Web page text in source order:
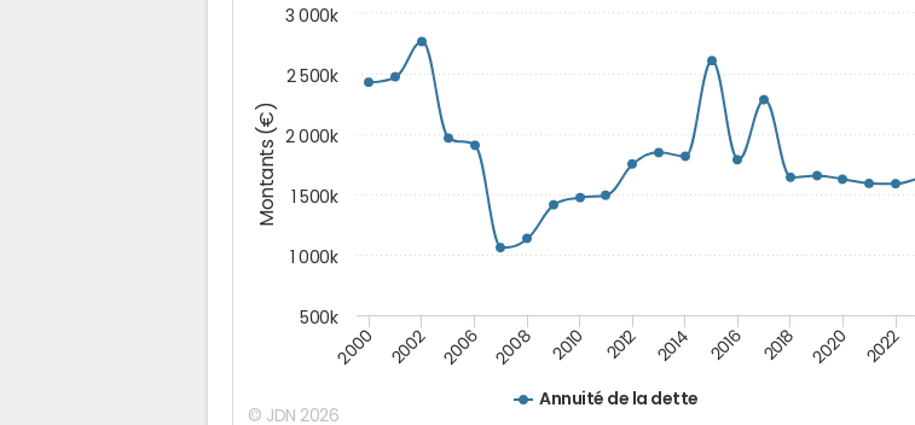
Montants (€)
Annuité de la dette
2000 2002 2006 2008 2010 2012 2014 2016 2018 2020 2022
500k
1 000k
1 500k
2 000k
2 500k
3 000k
© JDN 2026